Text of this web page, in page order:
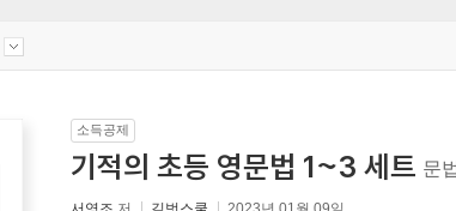
소득공제
기적의 초등 영문법 1~3 세트 문